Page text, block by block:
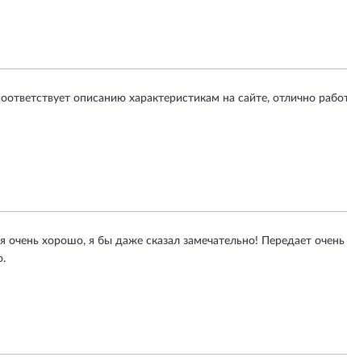
описанию характеристикам на сайте, отлично
очень хорошо, я бы даже сказал замечательно! Передает